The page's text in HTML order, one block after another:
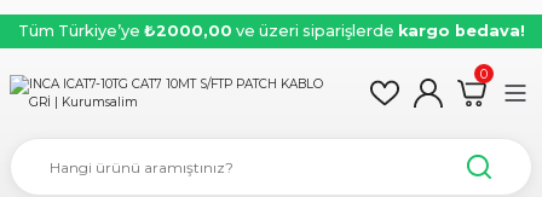
Tüm Türkiye’ye ₺2000,00 ve üzeri siparişlerde kargo bedava!
0